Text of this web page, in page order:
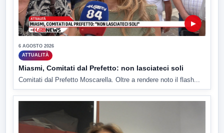
▶
6 AGOSTO 2026
ATTUALITÀ
Miasmi, Comitati dal Prefetto: non lasciateci soli
Comitati dal Prefetto Moscarella. Oltre a rendere noto il flash...